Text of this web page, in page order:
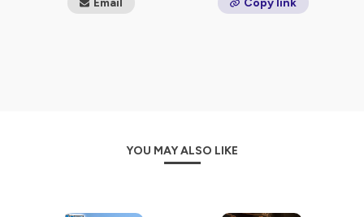
Email Copy link
YOU MAY ALSO LIKE